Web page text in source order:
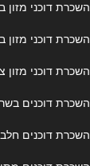
השכרת דוכני מזון
השכרת דוכני מזון
השכרת דוכני מזון
השכרת דוכנים
השכרת דוכנים